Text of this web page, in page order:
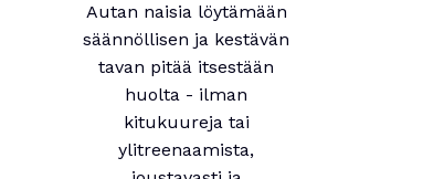
Autan naisia löytämään
säännöllisen ja kestävän
tavan pitää itsestään
huolta - ilman
kitukuureja tai
ylitreenaamista,